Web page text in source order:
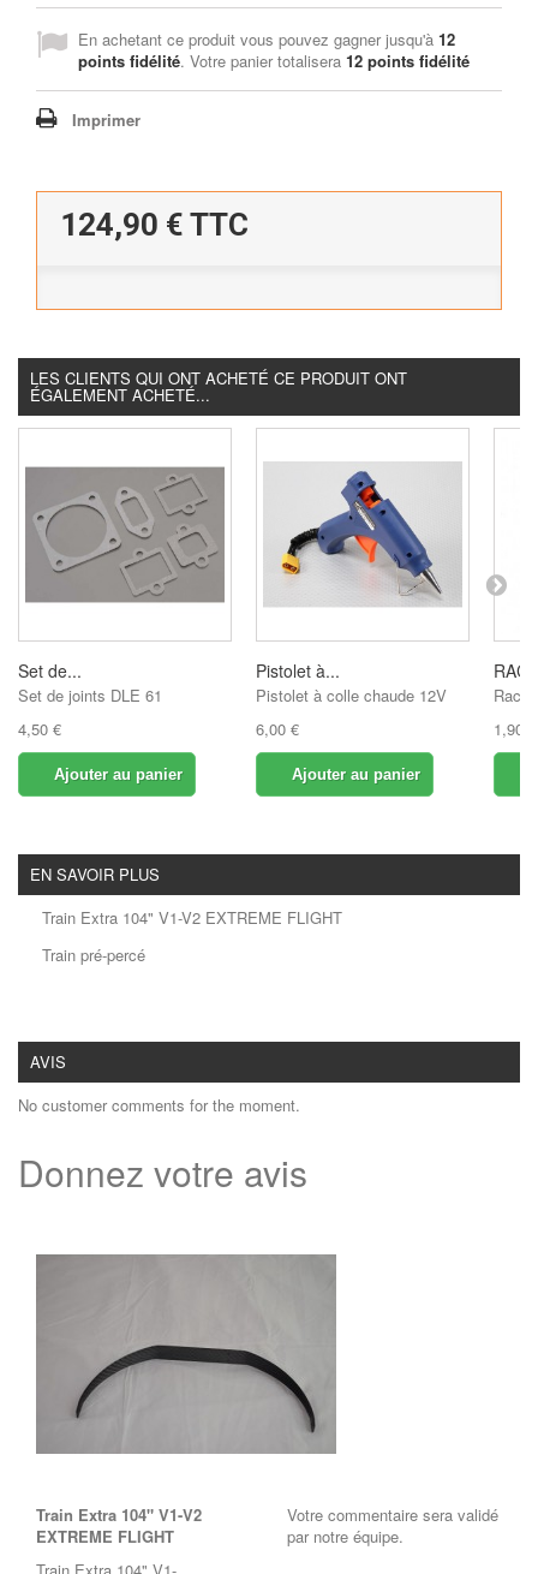
En achetant ce produit vous pouvez gagner jusqu'à 12
points fidélité. Votre panier totalisera 12 points fidélité
Imprimer
124,90 € TTC
LES CLIENTS QUI ONT ACHETÉ CE PRODUIT ONT
ÉGALEMENT ACHETÉ...
Set de...
Set de joints DLE 61
4,50 €
Ajouter au panier
Pistolet à...
Pistolet à colle chaude 12V
6,00 €
Ajouter au panier
1,90 €
EN SAVOIR PLUS
Train Extra 104" V1-V2 EXTREME FLIGHT
Train pré-percé
AVIS
No customer comments for the moment.
Donnez votre avis
Train Extra 104" V1-V2
EXTREME FLIGHT
Votre commentaire sera validé
par notre équipe.